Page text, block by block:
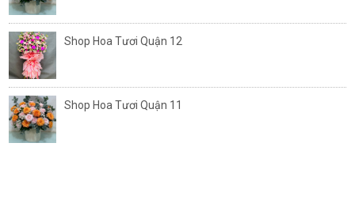
Shop Hoa Tươi Quận 12
Shop Hoa Tươi Quận 11